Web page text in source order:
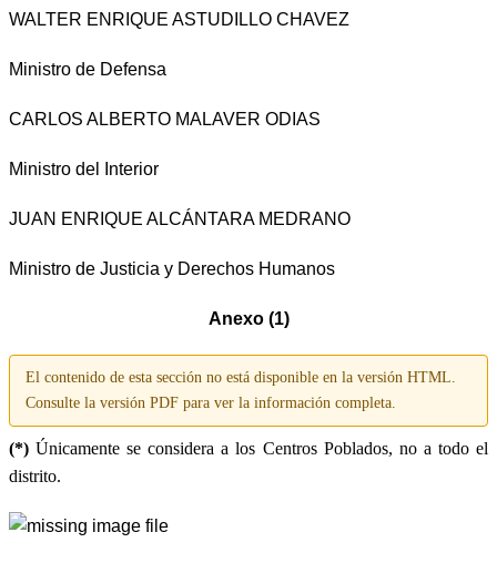
WALTER ENRIQUE ASTUDILLO CHAVEZ
Ministro de Defensa
CARLOS ALBERTO MALAVER ODIAS
Ministro del Interior
JUAN ENRIQUE ALCÁNTARA MEDRANO
Ministro de Justicia y Derechos Humanos
Anexo (1)
El contenido de esta sección no está disponible en la versión HTML.
Consulte la versión PDF para ver la información completa.
(*)Únicamente se considera a los Centros Poblados, no a todo el
distrito.